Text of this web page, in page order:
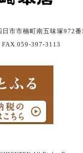
市市楠町南五味塚972番
059-397-3113